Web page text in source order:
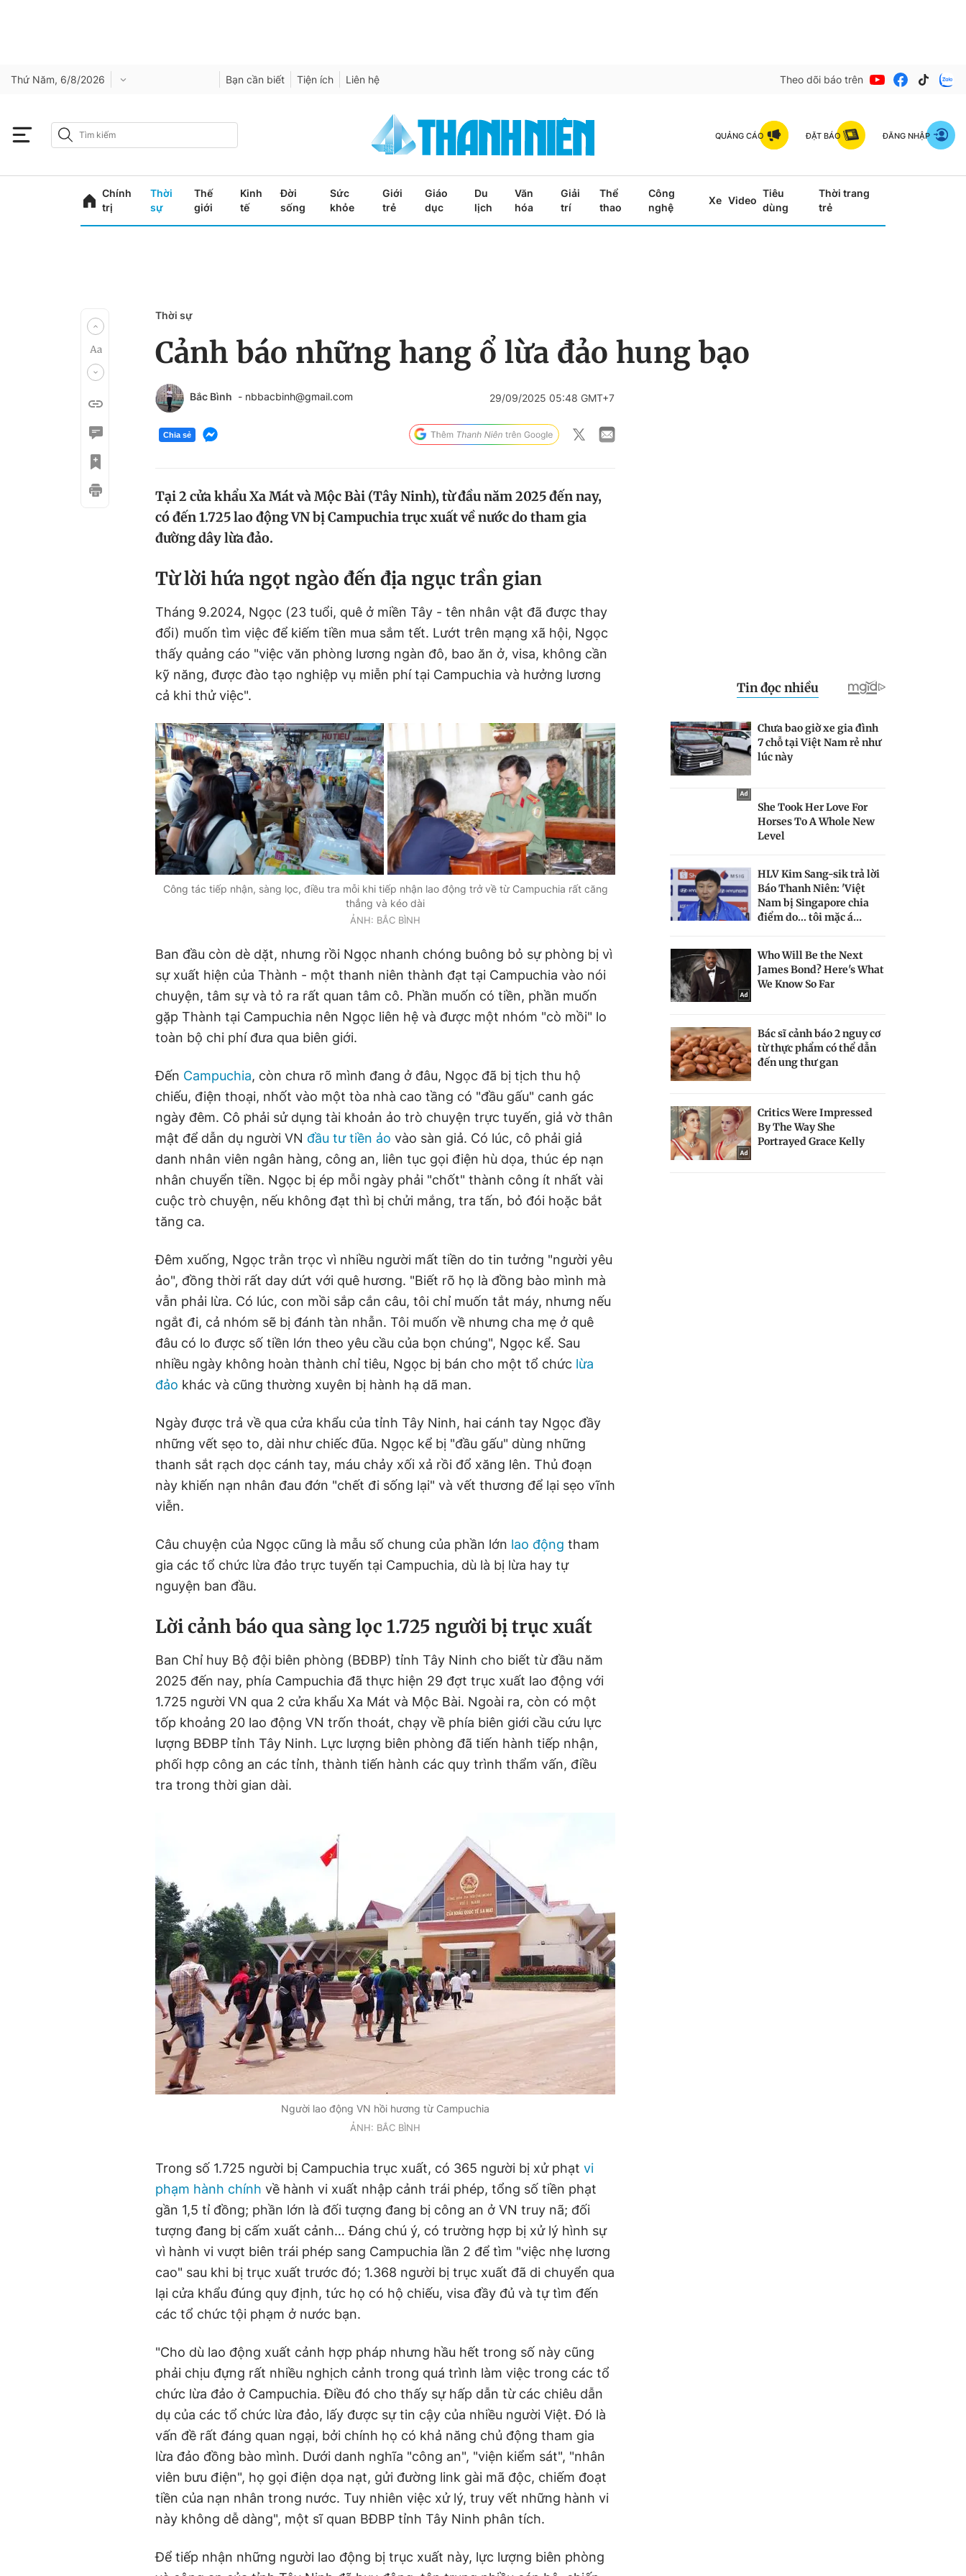
Thứ Năm, 6/8/2026 Bạn cần biết Tiện ích Liên hệ Theo dõi báo trên
QUẢNG CÁO ĐẶT BÁO ĐĂNG NHẬP
Chính
trị
Thời
sự
Thế
giới
Kinh
tế
Đời
sống
Sức
khỏe
Giới
trẻ
Giáo
dục
Du
lịch
Văn
hóa
Giải
trí
Thể
thao
Công
nghệ
Xe Video
Tiêu
dùng
Thời trang
trẻ
Thời sự
Cảnh báo những hang ổ lừa đảo hung bạo
Bắc Bình - nbbacbinh@gmail.com 29/09/2025 05:48 GMT+7
Chia sẻ
Tại 2 cửa khẩu Xa Mát và Mộc Bài (Tây Ninh), từ đầu năm 2025 đến nay,
có đến 1.725 lao động VN bị Campuchia trục xuất về nước do tham gia
đường dây lừa đảo.
Từ lời hứa ngọt ngào đến địa ngục trần gian
Tháng 9.2024, Ngọc (23 tuổi, quê ở miền Tây - tên nhân vật đã được thay
đổi) muốn tìm việc để kiếm tiền mua sắm tết. Lướt trên mạng xã hội, Ngọc
thấy quảng cáo "việc văn phòng lương ngàn đô, bao ăn ở, visa, không cần
kỹ năng, được đào tạo nghiệp vụ miễn phí tại Campuchia và hưởng lương
cả khi thử việc".
Công tác tiếp nhận, sàng lọc, điều tra mỗi khi tiếp nhận lao động trở về từ Campuchia rất căng
thẳng và kéo dài
ẢNH: BẮC BÌNH
Ban đầu còn dè dặt, nhưng rồi Ngọc nhanh chóng buông bỏ sự phòng bị vì
sự xuất hiện của Thành - một thanh niên thành đạt tại Campuchia vào nói
chuyện, tâm sự và tỏ ra rất quan tâm cô. Phần muốn có tiền, phần muốn
gặp Thành tại Campuchia nên Ngọc liên hệ và được một nhóm "cò mồi" lo
toàn bộ chi phí đưa qua biên giới.
Đến Campuchia, còn chưa rõ mình đang ở đâu, Ngọc đã bị tịch thu hộ
chiếu, điện thoại, nhốt vào một tòa nhà cao tầng có "đầu gấu" canh gác
ngày đêm. Cô phải sử dụng tài khoản ảo trò chuyện trực tuyến, giả vờ thân
mật để dẫn dụ người VN đầu tư tiền ảo vào sàn giả. Có lúc, cô phải giả
danh nhân viên ngân hàng, công an, liên tục gọi điện hù dọa, thúc ép nạn
nhân chuyển tiền. Ngọc bị ép mỗi ngày phải "chốt" thành công ít nhất vài
cuộc trò chuyện, nếu không đạt thì bị chửi mắng, tra tấn, bỏ đói hoặc bắt
tăng ca.
Đêm xuống, Ngọc trằn trọc vì nhiều người mất tiền do tin tưởng "người yêu
ảo", đồng thời rất day dứt với quê hương. "Biết rõ họ là đồng bào mình mà
vẫn phải lừa. Có lúc, con mồi sắp cắn câu, tôi chỉ muốn tắt máy, nhưng nếu
ngắt đi, cả nhóm sẽ bị đánh tàn nhẫn. Tôi muốn về nhưng cha mẹ ở quê
đâu có lo được số tiền lớn theo yêu cầu của bọn chúng", Ngọc kể. Sau
nhiều ngày không hoàn thành chỉ tiêu, Ngọc bị bán cho một tổ chức lừa
đảo khác và cũng thường xuyên bị hành hạ dã man.
Ngày được trả về qua cửa khẩu của tỉnh Tây Ninh, hai cánh tay Ngọc đầy
những vết sẹo to, dài như chiếc đũa. Ngọc kể bị "đầu gấu" dùng những
thanh sắt rạch dọc cánh tay, máu chảy xối xả rồi đổ xăng lên. Thủ đoạn
này khiến nạn nhân đau đớn "chết đi sống lại" và vết thương để lại sẹo vĩnh
viễn.
Câu chuyện của Ngọc cũng là mẫu số chung của phần lớn lao động tham
gia các tổ chức lừa đảo trực tuyến tại Campuchia, dù là bị lừa hay tự
nguyện ban đầu.
Lời cảnh báo qua sàng lọc 1.725 người bị trục xuất
Ban Chỉ huy Bộ đội biên phòng (BĐBP) tỉnh Tây Ninh cho biết từ đầu năm
2025 đến nay, phía Campuchia đã thực hiện 29 đợt trục xuất lao động với
1.725 người VN qua 2 cửa khẩu Xa Mát và Mộc Bài. Ngoài ra, còn có một
tốp khoảng 20 lao động VN trốn thoát, chạy về phía biên giới cầu cứu lực
lượng BĐBP tỉnh Tây Ninh. Lực lượng biên phòng đã tiến hành tiếp nhận,
phối hợp công an các tỉnh, thành tiến hành các quy trình thẩm vấn, điều
tra trong thời gian dài.
Người lao động VN hồi hương từ Campuchia
ẢNH: BẮC BÌNH
Trong số 1.725 người bị Campuchia trục xuất, có 365 người bị xử phạt vi
phạm hành chính về hành vi xuất nhập cảnh trái phép, tổng số tiền phạt
gần 1,5 tỉ đồng; phần lớn là đối tượng đang bị công an ở VN truy nã; đối
tượng đang bị cấm xuất cảnh… Đáng chú ý, có trường hợp bị xử lý hình sự
vì hành vi vượt biên trái phép sang Campuchia lần 2 để tìm "việc nhẹ lương
cao" sau khi bị trục xuất trước đó; 1.368 người bị trục xuất đã di chuyển qua
lại cửa khẩu đúng quy định, tức họ có hộ chiếu, visa đầy đủ và tự tìm đến
các tổ chức tội phạm ở nước bạn.
"Cho dù lao động xuất cảnh hợp pháp nhưng hầu hết trong số này cũng
phải chịu đựng rất nhiều nghịch cảnh trong quá trình làm việc trong các tổ
chức lừa đảo ở Campuchia. Điều đó cho thấy sự hấp dẫn từ các chiêu dẫn
dụ của các tổ chức lừa đảo, lấy được sự tin cậy của nhiều người Việt. Đó là
vấn đề rất đáng quan ngại, bởi chính họ có khả năng chủ động tham gia
lừa đảo đồng bào mình. Dưới danh nghĩa "công an", "viện kiểm sát", "nhân
viên bưu điện", họ gọi điện dọa nạt, gửi đường link gài mã độc, chiếm đoạt
tiền của nạn nhân trong nước. Tuy nhiên việc xử lý, truy vết những hành vi
này không dễ dàng", một sĩ quan BĐBP tỉnh Tây Ninh phân tích.
Để tiếp nhận những người lao động bị trục xuất này, lực lượng biên phòng